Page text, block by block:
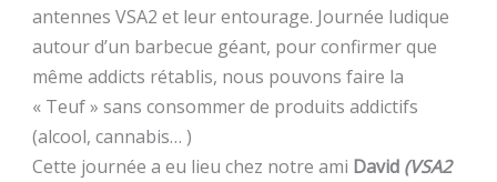
antennes VSA2 et leur entourage. Journée ludique
autour d’un barbecue géant, pour confirmer que
même addicts rétablis, nous pouvons faire la
« Teuf » sans consommer de produits addictifs
(alcool, cannabis… )
Cette journée a eu lieu chez notre ami David (VSA2